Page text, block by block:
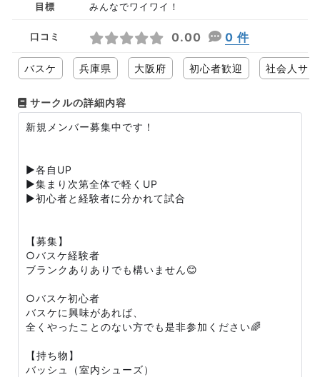
目標 みんなでワイワイ！
口コミ 0.00 0 件
バスケ 兵庫県 大阪府 初心者歓迎 社会人サ
サークルの詳細内容
新規メンバー募集中です！
▶️各自UP
▶️集まり次第全体で軽くUP
▶️初心者と経験者に分かれて試合
【募集】
○バスケ経験者
ブランクありありでも構いません😊
○バスケ初心者
バスケに興味があれば、
全くやったことのない方でも是非参加ください🌈
【持ち物】
バッシュ（室内シューズ）